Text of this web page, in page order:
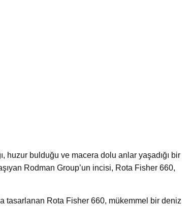
huzur bulduğu ve macera dolu anlar yaşadığı bir
Rodman Group’un incisi, Rota Fisher 660,
tasarlanan Rota Fisher 660, mükemmel bir deniz